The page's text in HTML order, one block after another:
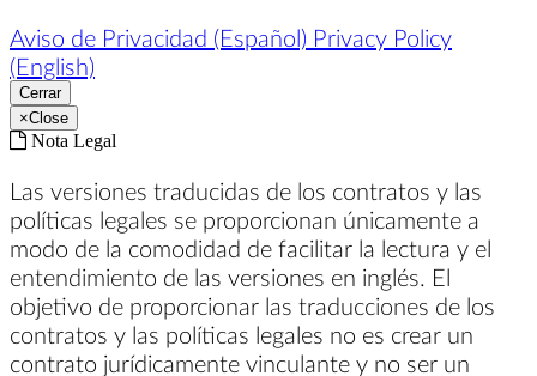
Aviso de Privacidad (Español) Privacy Policy
(English)
Cerrar
×Close
Nota Legal
Las versiones traducidas de los contratos y las
políticas legales se proporcionan únicamente a
modo de la comodidad de facilitar la lectura y el
entendimiento de las versiones en inglés. El
objetivo de proporcionar las traducciones de los
contratos y las políticas legales no es crear un
contrato jurídicamente vinculante y no ser un